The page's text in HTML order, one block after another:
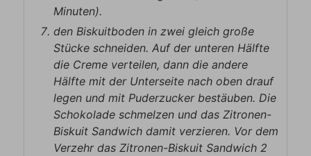
Minuten).
den Biskuitboden in zwei gleich große
Stücke schneiden. Auf der unteren Hälfte
die Creme verteilen, dann die andere
Hälfte mit der Unterseite nach oben drauf
legen und mit Puderzucker bestäuben. Die
Schokolade schmelzen und das Zitronen-
Biskuit Sandwich damit verzieren. Vor dem
Verzehr das Zitronen-Biskuit Sandwich 2